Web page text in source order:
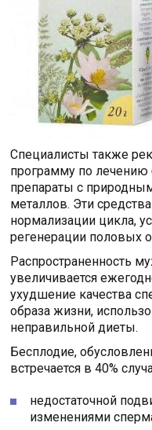
Специалисты также
программу по лечению
препараты с
металлов. Эти
нормализации цикла,
регенерации половых
Распространенность
увеличивается
ухудшение качества
образа жизни,
неправильной диеты.
Бесплодие,
встречается в 40%
недостаточной
изменениями